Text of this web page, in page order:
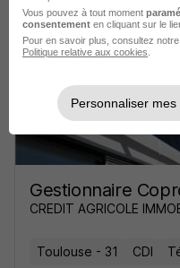
Voir l’offre
Gestionnaire
CREDIT AGRICOLE
Toulouse - 31 CDI
Vous pouvez à tout moment
consentement en cliquant sur le
Pour en savoir plus, consultez notre
Politique relative aux cookies
Personnaliser mes